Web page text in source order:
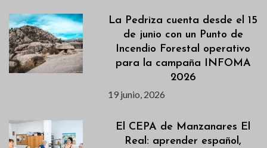
La Pedriza cuenta desde el 15
de junio con un Punto de
Incendio Forestal operativo
para la campaña INFOMA
2026
19 junio, 2026
El CEPA de Manzanares El
Real: aprender español,